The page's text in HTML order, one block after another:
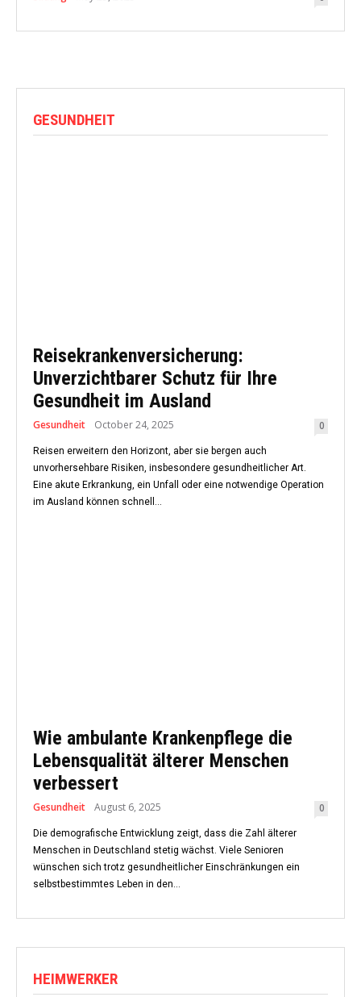
GESUNDHEIT
Reisekrankenversicherung:
Unverzichtbarer Schutz für Ihre
Gesundheit im Ausland
Gesundheit October 24, 2025 0
Reisen erweitern den Horizont, aber sie bergen auch
unvorhersehbare Risiken, insbesondere gesundheitlicher Art.
Eine akute Erkrankung, ein Unfall oder eine notwendige Operation
im Ausland können schnell...
Wie ambulante Krankenpflege die
Lebensqualität älterer Menschen
verbessert
Gesundheit August 6, 2025 0
Die demografische Entwicklung zeigt, dass die Zahl älterer
Menschen in Deutschland stetig wächst. Viele Senioren
wünschen sich trotz gesundheitlicher Einschränkungen ein
selbstbestimmtes Leben in den...
HEIMWERKER